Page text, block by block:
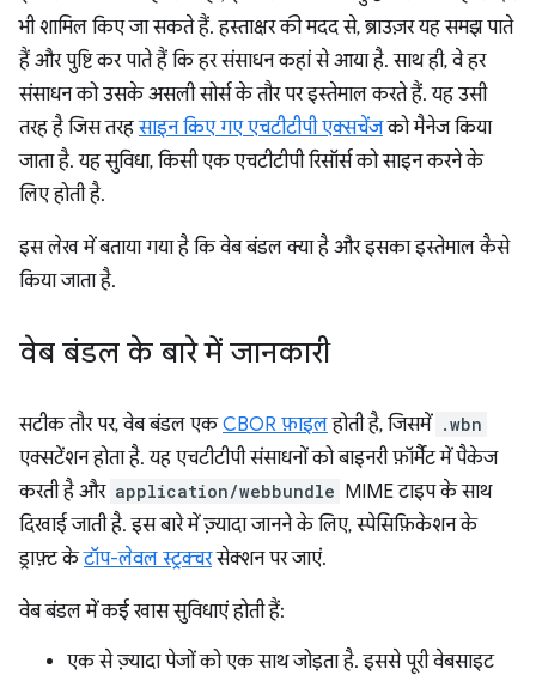
भी शामिल किए जा सकते हैं. हस्ताक्षर की मदद से, ब्राउज़र यह समझ पाते
हैं और पुष्टि कर पाते हैं कि हर संसाधन कहां से आया है. साथ ही, वे हर
संसाधन को उसके असली सोर्स के तौर पर इस्तेमाल करते हैं. यह उसी
तरह है जिस तरहसाइन किए गए एचटीटीपी एक्सचेंजको मैनेज किया
जाता है. यह सुविधा, किसी एक एचटीटीपी रिसॉर्स को साइन करने के
लिए होती है.
इस लेख में बताया गया है कि वेब बंडल क्या है और इसका इस्तेमाल कैसे
किया जाता है.
वेब बंडल के बारे में जानकारी
सटीक तौर पर, वेब बंडल एकCBOR फ़ाइलहोती है, जिसमें .wbn
एक्सटेंशन होता है. यह एचटीटीपी संसाधनों को बाइनरी फ़ॉर्मैट में पैकेज
करती है और application/webbundle MIME टाइप के साथ
दिखाई जाती है. इस बारे में ज़्यादा जानने के लिए, स्पेसिफ़िकेशन के
ड्राफ़्ट केटॉप-लेवल स्ट्रक्चरसेक्शन पर जाएं.
वेब बंडल में कई खास सुविधाएं होती हैं:
एक से ज़्यादा पेजों को एक साथ जोड़ता है. इससे पूरी वेबसाइट